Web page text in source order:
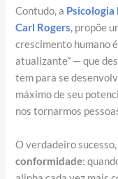
Contudo, a Psicologia
Carl Rogers, propõe
crescimento humano
atualizante” — que
tem para se
máximo de seu
nos tornarmos
O verdadeiro
conformidade: